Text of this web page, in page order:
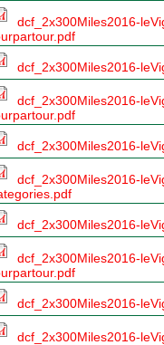
dcf_2x300Miles2016-
dcf_2x300Miles2016-
dcf_2x300Miles2016-
dcf_2x300Miles2016-
dcf_2x300Miles2016-
dcf_2x300Miles2016-
dcf_2x300Miles2016-
dcf_2x300Miles2016-
dcf_2x300Miles2016-